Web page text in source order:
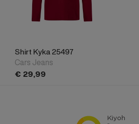
Shirt Kyka 25497
Cars Jeans
€ 29,99